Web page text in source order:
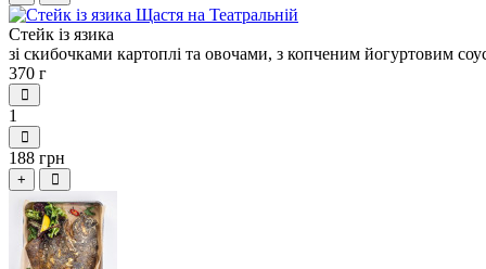
Стейк із язика
зі скибочками картоплі та овочами, з копченим йогуртовим
370 г
1
188 грн
+